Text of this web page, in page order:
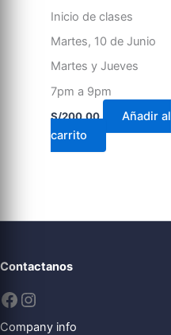
Inicio de clases
Martes, 10 de Junio
Martes y Jueves
7pm a 9pm
S/200.00
Añadir al
carrito
Contactanos
Company info